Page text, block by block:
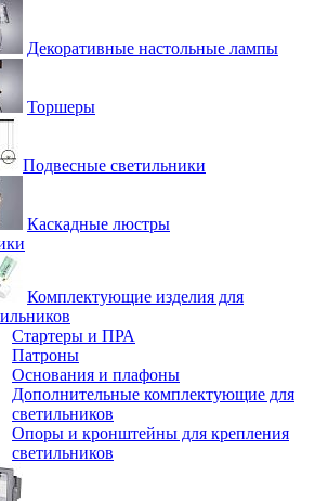
Декоративные настольные лампы
Торшеры
Подвесные светильники
Каскадные люстры
Комплектующие изделия для
Стартеры и ПРА
Патроны
Основания и плафоны
Дополнительные комплектующие для
светильников
Опоры и кронштейны для крепления
светильников